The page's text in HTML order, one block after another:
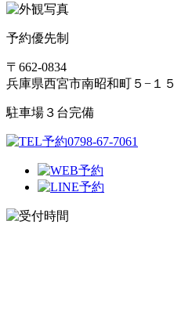
予約優先制
〒662-0834
兵庫県西宮市南昭和町５−１５
駐車場３台完備